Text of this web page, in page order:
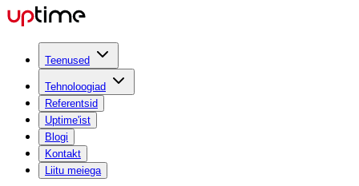
Teenused
Tehnoloogiad
Referentsid
Uptime'ist
Blogi
Kontakt
Liitu meiega